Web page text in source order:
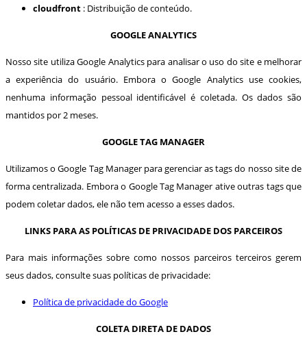
cloudfront : Distribuição de conteúdo.
GOOGLE ANALYTICS
Nosso site utiliza Google Analytics para analisar o uso do site e melhorar
a experiência do usuário. Embora o Google Analytics use cookies,
nenhuma informação pessoal identificável é coletada. Os dados são
mantidos por 2 meses.
GOOGLE TAG MANAGER
Utilizamos o Google Tag Manager para gerenciar as tags do nosso site de
forma centralizada. Embora o Google Tag Manager ative outras tags que
podem coletar dados, ele não tem acesso a esses dados.
LINKS PARA AS POLÍTICAS DE PRIVACIDADE DOS PARCEIROS
Para mais informações sobre como nossos parceiros terceiros gerem
seus dados, consulte suas políticas de privacidade:
Política de privacidade do Google
COLETA DIRETA DE DADOS